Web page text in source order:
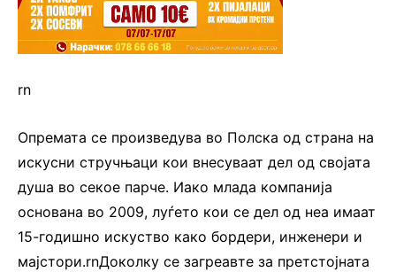
rn
Опремата се произведува во Полска од страна на
искусни стручњаци кои внесуваат дел од својата
душа во секое парче. Иако млада компанија
основана во 2009, луѓето кои се дел од неа имаат
15-годишно искуство како бордери, инженери и
мајстори.rnДоколку се загреавте за претстојната